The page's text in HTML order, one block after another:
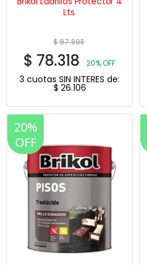
Lts.
$97.898
$ 78.318 20% OFF
3 cuotas SIN INTERES de:
$ 26.106
20%
OFF